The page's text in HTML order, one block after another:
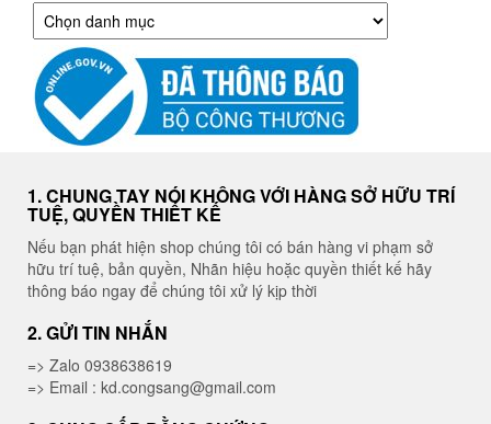
Danh
mục
1. CHUNG TAY NÓI KHÔNG VỚI HÀNG SỞ HỮU TRÍ
TUỆ, QUYỀN THIẾT KẾ
Nếu bạn phát hiện shop chúng tôi có bán hàng vi phạm sở
hữu trí tuệ, bản quyền, Nhãn hiệu hoặc quyền thiết kế hãy
thông báo ngay để chúng tôi xử lý kịp thời
2. GỬI TIN NHẮN
=> Zalo 0938638619
=> Email : kd.congsang@gmail.com